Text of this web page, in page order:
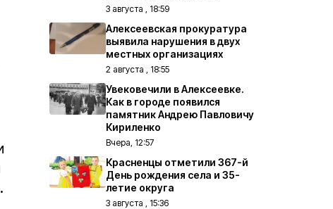
3 августа , 18:59
Алексеевская прокуратура
выявила нарушения в двух
местных организациях
2 августа , 18:55
Увековечили в Алексеевке.
Как в городе появился
памятник Андрею Павловичу
Кириленко
Вчера, 12:57
Красненцы отметили 367-й
День рождения села и 35-
летие округа
3 августа , 15:36